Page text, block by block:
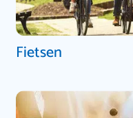
Fietsen